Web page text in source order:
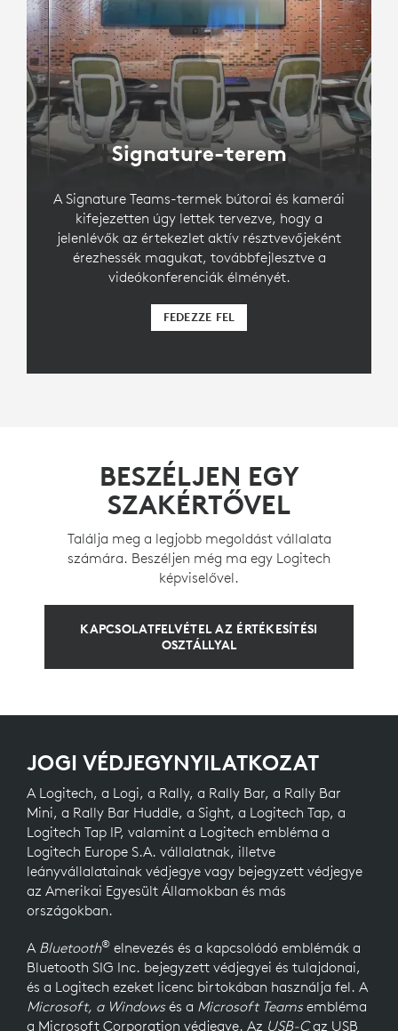
Signature-terem
A Signature Teams-termek bútorai és kamerái
kifejezetten úgy lettek tervezve, hogy a
jelenlévők az értekezlet aktív résztvevőjeként
érezhessék magukat, továbbfejlesztve a
videókonferenciák élményét.
FEDEZZE FEL
BESZÉLJEN EGY
SZAKÉRTŐVEL
Találja meg a legjobb megoldást vállalata
számára. Beszéljen még ma egy Logitech
képviselővel.
KAPCSOLATFELVÉTEL AZ ÉRTÉKESÍTÉSI
OSZTÁLLYAL
JOGI VÉDJEGYNYILATKOZAT
A Logitech, a Logi, a Rally, a Rally Bar, a Rally Bar
Mini, a Rally Bar Huddle, a Sight, a Logitech Tap, a
Logitech Tap IP, valamint a Logitech embléma a
Logitech Europe S.A. vállalatnak, illetve
leányvállalatainak védjegye vagy bejegyzett védjegye
az Amerikai Egyesült Államokban és más
országokban.
A Bluetooth® elnevezés és a kapcsolódó emblémák a
Bluetooth SIG Inc. bejegyzett védjegyei és tulajdonai,
és a Logitech ezeket licenc birtokában használja fel. A
Microsoft, a Windowsés a Microsoft Teamsembléma
a Microsoft Corporation védjegye. Az USB-Caz USB